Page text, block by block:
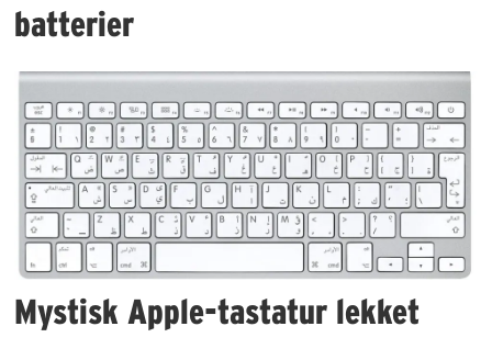
batterier
Mystisk Apple-tastatur lekket